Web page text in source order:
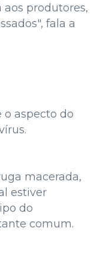
produtores,
fala a
o aspecto do
macerada,
estiver
do
comum.